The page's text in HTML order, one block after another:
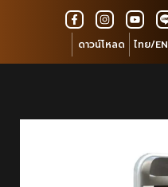
ดาวน์โหลด ไทย/EN